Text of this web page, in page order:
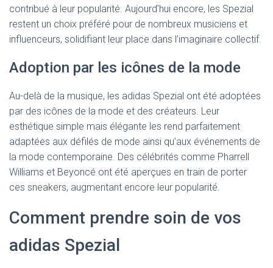
contribué à leur popularité. Aujourd’hui encore, les Spezial
restent un choix préféré pour de nombreux musiciens et
influenceurs, solidifiant leur place dans l’imaginaire collectif.
Adoption par les icônes de la mode
Au-delà de la musique, les adidas Spezial ont été adoptées
par des icônes de la mode et des créateurs. Leur
esthétique simple mais élégante les rend parfaitement
adaptées aux défilés de mode ainsi qu’aux événements de
la mode contemporaine. Des célébrités comme Pharrell
Williams et Beyoncé ont été aperçues en train de porter
ces sneakers, augmentant encore leur popularité.
Comment prendre soin de vos
adidas Spezial